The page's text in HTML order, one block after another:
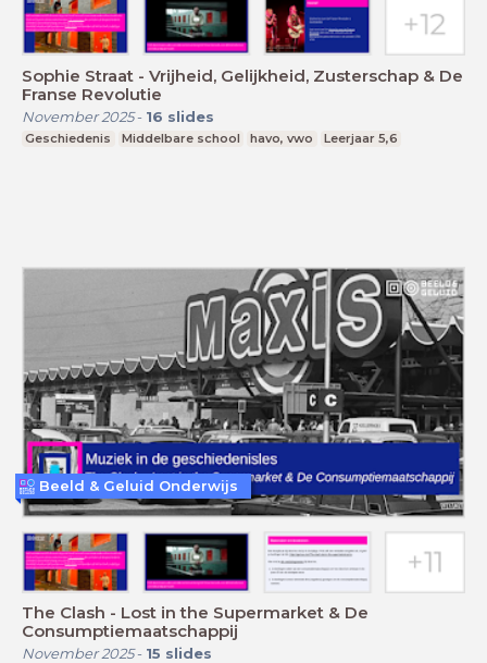
Sophie Straat - Vrijheid, Gelijkheid, Zusterschap & De
Franse Revolutie
November 2025- 16 slides
Geschiedenis Middelbare school havo, vwo Leerjaar 5,6
The Clash - Lost in the Supermarket & De
Consumptiemaatschappij
November 2025- 15 slides
Beeld & Geluid Onderwijs